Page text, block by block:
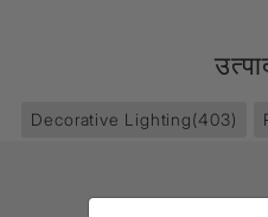
Decorative Lighting(403)